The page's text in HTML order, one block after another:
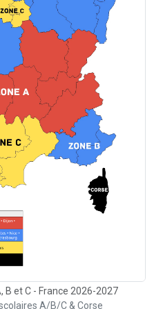
B et C - France 2026-2027
A/B/C & Corse